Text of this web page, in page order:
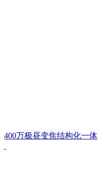
400万极昼变焦结构化一体